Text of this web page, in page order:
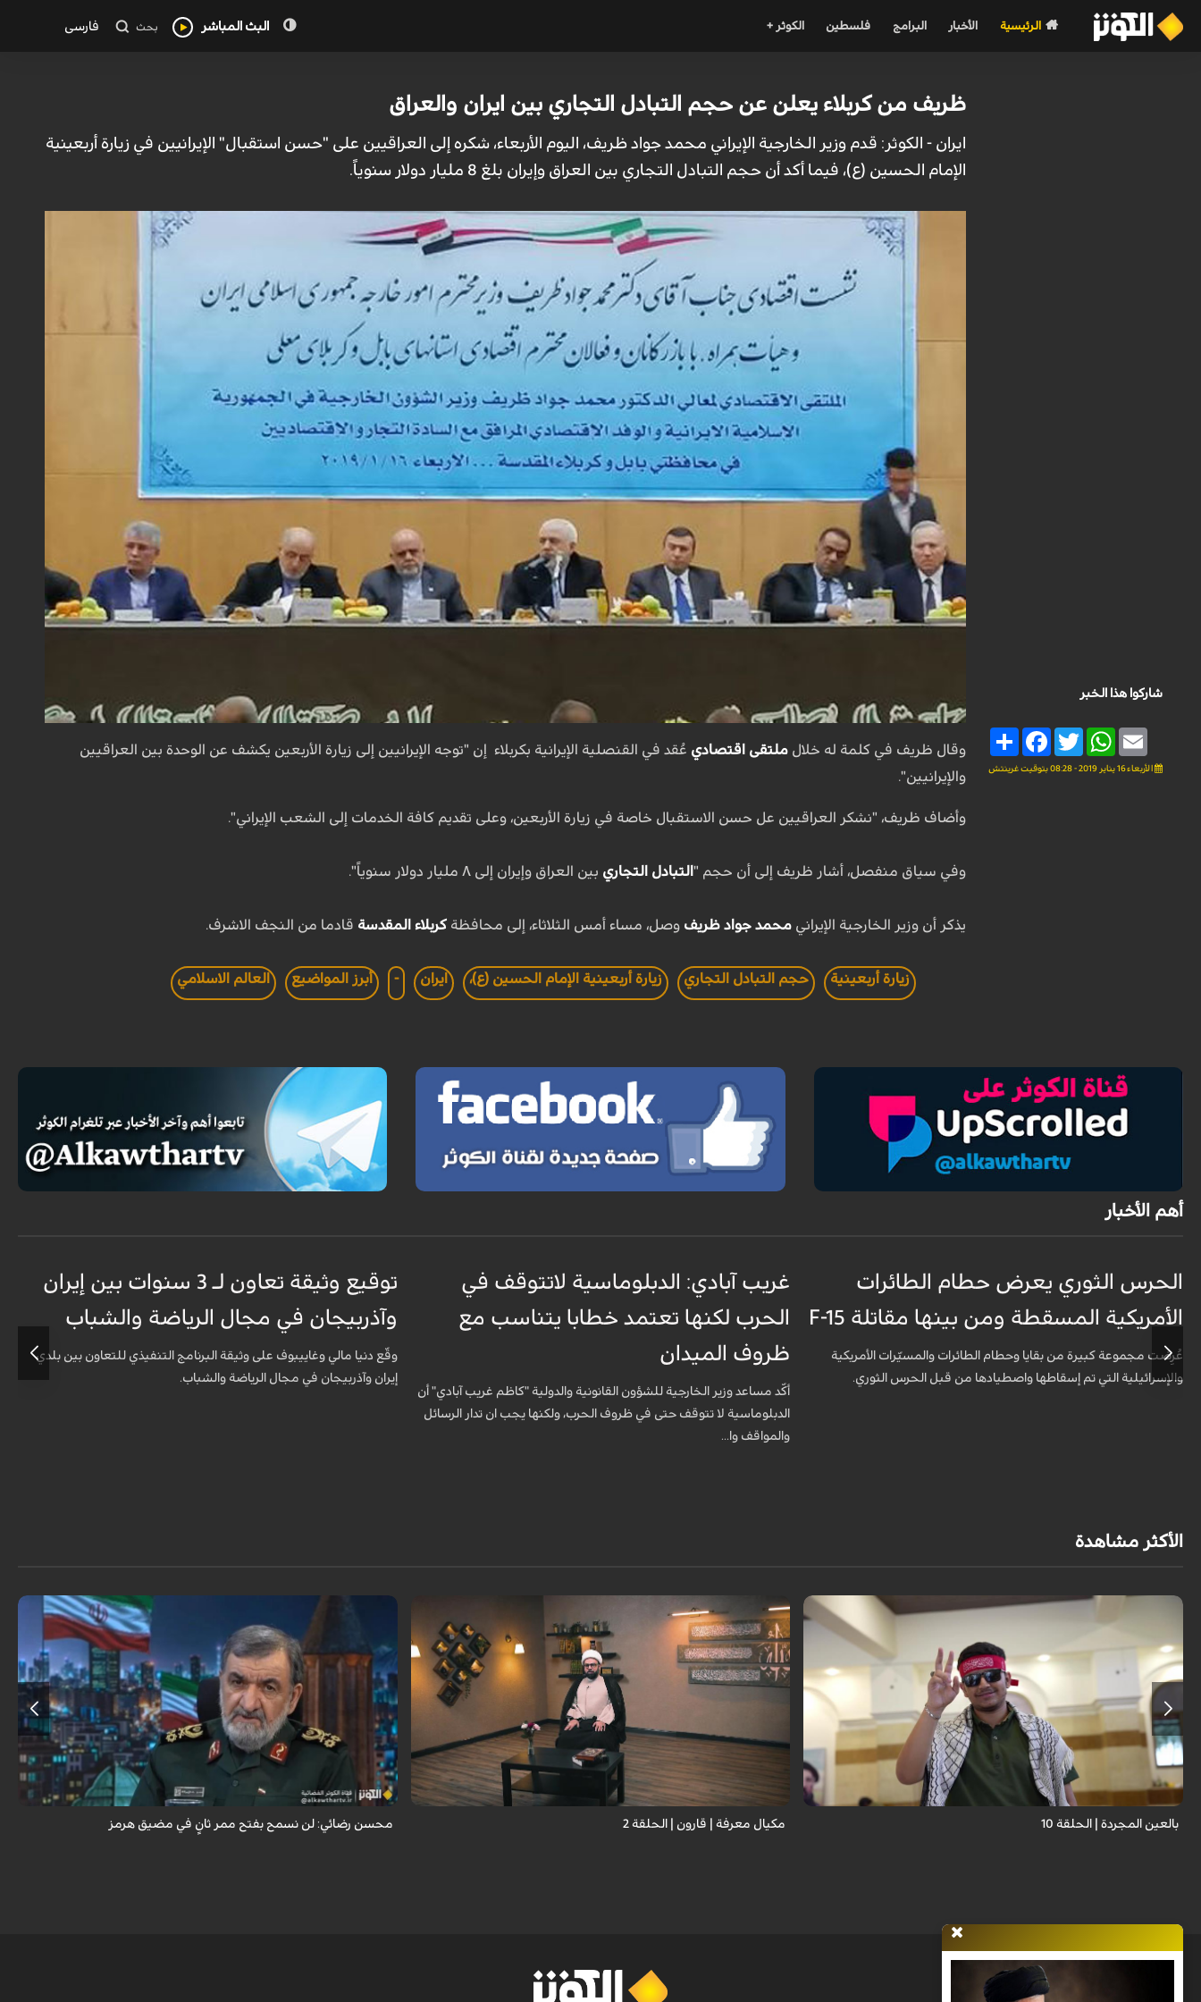
الرئيسية الأخبار البرامج فلسطين الكوثر + البث المباشر بحث فارسی
شاركوا هذا الخبر
Share
FacebookTwitter
WhatsAppEmail
الأربعاء 16 يناير 2019 - 08:28 بتوقيت غرينتش
ظريف من كربلاء يعلن عن حجم التبادل التجاري بين ايران والعراق
ايران - الكوثر: قدم وزير الخارجية الإيراني محمد جواد ظريف، اليوم الأربعاء، شكره إلى العراقيين على "حسن استقبال" الإيرانيين في زيارة أربعينية
الإمام الحسين (ع)، فيما أكد أن حجم التبادل التجاري بين العراق وإيران بلغ 8 مليار دولار سنوياً.
وقال ظريف في كلمة له خلال ملتقى اقتصادي عُقد في القنصلية الإيرانية بكربلاء إن "توجه الإيرانيين إلى زيارة الأربعين يكشف عن الوحدة بين العراقيين
والإيرانيين".
وأضاف ظريف، "نشكر العراقيين عل حسن الاستقبال خاصة في زيارة الأربعين، وعلى تقديم كافة الخدمات إلى الشعب الإيراني".
وفي سياق منفصل، أشار ظريف إلى أن حجم "التبادل التجاري بين العراق وإيران إلى ٨ مليار دولار سنوياً".
يذكر أن وزير الخارجية الإيراني محمد جواد ظريف وصل، مساء أمس الثلاثاء، إلى محافظة كربلاء المقدسة قادما من النجف الاشرف.
زيارة أربعينية حجم التبادل التجاري زيارة أربعينية الإمام الحسين (ع)، ايران - أبرز المواضيع العالم الاسلامي
أهم الأخبار
الحرس الثوري يعرض حطام الطائرات
الأمريكية المسقطة ومن بينها مقاتلة F-15
عُرِضت مجموعة كبيرة من بقايا وحطام الطائرات والمسيّرات الأمريكية
والإسرائيلية التي تم إسقاطها واصطيادها من قبل الحرس الثوري.
غريب آبادي: الدبلوماسية لاتتوقف في
الحرب لكنها تعتمد خطابا يتناسب مع
ظروف الميدان
أكّد مساعد وزير الخارجية للشؤون القانونية والدولية "كاظم غريب آبادي" أن
الدبلوماسية لا تتوقف حتى في ظروف الحرب، ولكنها يجب ان تدار الرسائل
والمواقف وا...
توقيع وثيقة تعاون لـ 3 سنوات بين إيران
وآذربيجان في مجال الرياضة والشباب
وقّع دنيا مالي وغاييبوف على وثيقة البرنامج التنفيذي للتعاون بين بلدي
إيران وآذربيجان في مجال الرياضة والشباب.
الأكثر مشاهدة
برنامج "بالعين المجردة" هو توثيق إنسانيٌّ شجاعٌ للحياة تحت وطأة الحرب، حيث
نستمع فيه إلى شهاداتٍ حيّةٍ لأشخاص عايشوا التفجيرات والدمار، فنرى بعيونهم
ت...
بالعين المجردة | الحلقة 10 مكيال معرفة | قارون | الحلقة 2
أكد اللواء محسن رضائي أن إيران لن تسمح بفتح ممر ثانٍ في مضيق هرمز.
محسن رضائي: لن نسمح بفتح ممر ثانٍ في مضيق هرمز